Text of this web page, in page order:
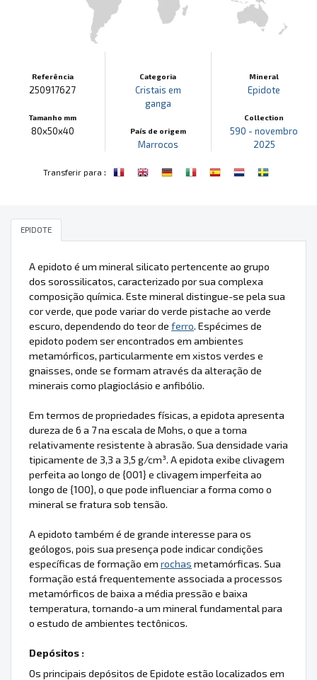
Referência
250917627
Tamanho mm
80x50x40
Categoria
Cristais em
ganga
País de origem
Marrocos
Mineral
Epidote
Collection
590 - novembro
2025
Transferir para :
EPIDOTE
A epidoto é um mineral silicato pertencente ao grupo
dos sorossilicatos, caracterizado por sua complexa
composição química. Este mineral distingue-se pela sua
cor verde, que pode variar do verde pistache ao verde
escuro, dependendo do teor de ferro. Espécimes de
epidoto podem ser encontrados em ambientes
metamórficos, particularmente em xistos verdes e
gnaisses, onde se formam através da alteração de
minerais como plagioclásio e anfibólio.
Em termos de propriedades físicas, a epidota apresenta
dureza de 6 a 7 na escala de Mohs, o que a torna
relativamente resistente à abrasão. Sua densidade varia
tipicamente de 3,3 a 3,5 g/cm³. A epidota exibe clivagem
perfeita ao longo de {001} e clivagem imperfeita ao
longo de {100}, o que pode influenciar a forma como o
mineral se fratura sob tensão.
A epidoto também é de grande interesse para os
geólogos, pois sua presença pode indicar condições
específicas de formação em rochas metamórficas. Sua
formação está frequentemente associada a processos
metamórficos de baixa a média pressão e baixa
temperatura, tornando-a um mineral fundamental para
o estudo de ambientes tectônicos.
Depósitos :
Os principais depósitos de Epidote estão localizados em